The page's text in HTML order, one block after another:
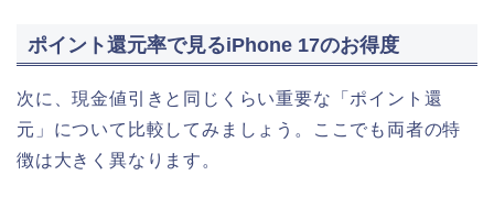
ポイント還元率で見るiPhone 17のお得度
次に、現金値引きと同じくらい重要な「ポイント還
元」について比較してみましょう。ここでも両者の特
徴は大きく異なります。